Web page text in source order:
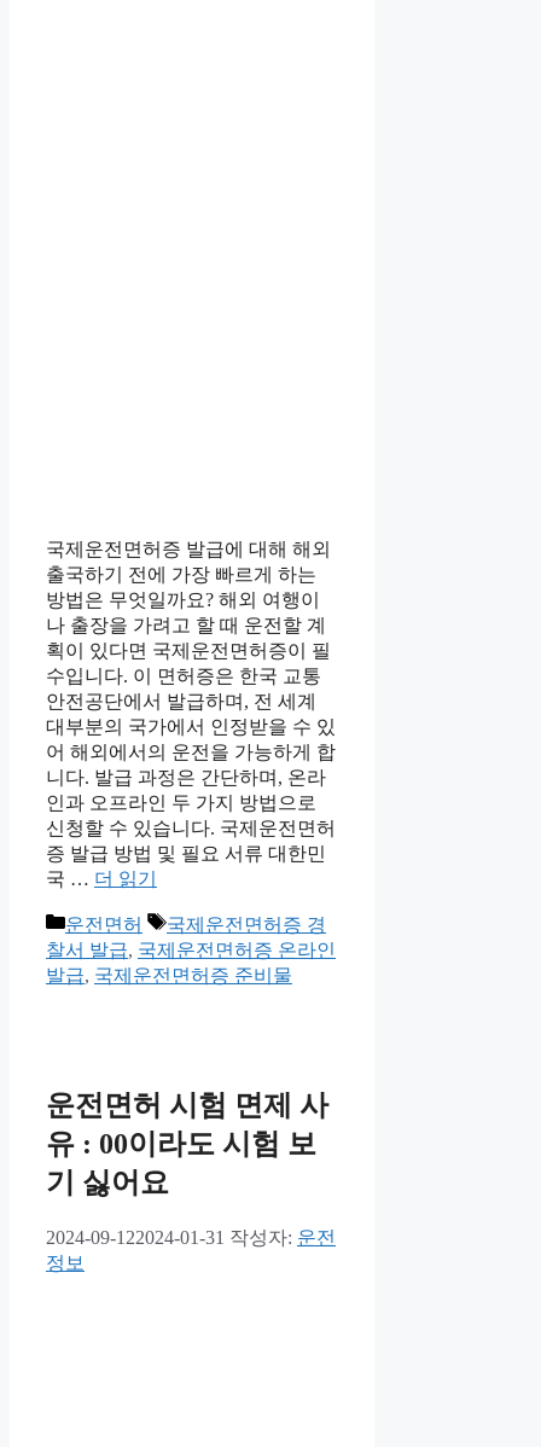
국제운전면허증 발급에 대해 해외
출국하기 전에 가장 빠르게 하는
방법은 무엇일까요? 해외 여행이
나 출장을 가려고 할 때 운전할 계
획이 있다면 국제운전면허증이 필
수입니다. 이 면허증은 한국 교통
안전공단에서 발급하며, 전 세계
대부분의 국가에서 인정받을 수 있
어 해외에서의 운전을 가능하게 합
니다. 발급 과정은 간단하며, 온라
인과 오프라인 두 가지 방법으로
신청할 수 있습니다. 국제운전면허
증 발급 방법 및 필요 서류 대한민
국 … 더 읽기
카
테
고
운전면허
태
그
국제운전면허증 경
찰서 발급, 국제운전면허증 온라인
발급, 국제운전면허증 준비물
운전면허 시험 면제 사
유 : 00이라도 시험 보
기 싫어요
2024-09-122024-01-31 작성자: 운전
정보